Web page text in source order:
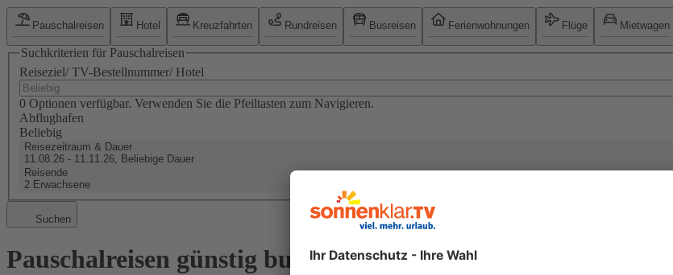
Pauschalreisen Hotel Kreuzfahrten Rundreisen Busreisen Ferienwohnungen Flüge Mietwagen
Suchkriterien für Pauschalreisen
Reiseziel/ TV-Bestellnummer/ Hotel
0 Optionen verfügbar. Verwenden Sie die Pfeiltasten zum Navigieren.
Abflughafen
Beliebig
Reisezeitraum & Dauer
11.08.26 - 11.11.26, Beliebige Dauer
Reisende
2 Erwachsene
Suchen
Pauschalreisen günstig buchen